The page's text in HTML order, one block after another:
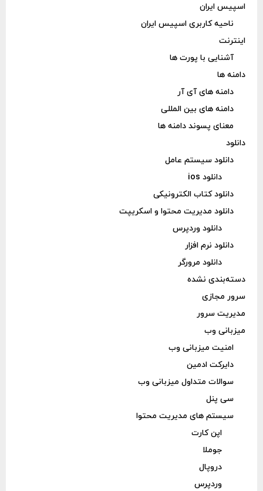
اسپیس ایران
ناحیه کاربری اسپیس ایران
اینترنت
آشنایی با پورت ها
دامنه ها
دامنه های آی آر
دامنه های بین المللی
معنای پسوند دامنه ها
دانلود
دانلود سیستم عامل
دانلود ios
دانلود کتاب الکترونیکی
دانلود مدیریت محتوا و اسکریپت
دانلود وردپرس
دانلود نرم افزار
دانلود مرورگر
دسته‌بندی نشده
سرور مجازی
مدیریت سرور
میزبانی وب
امنیت میزبانی وب
دایرکت ادمین
سوالات متداول میزبانی وب
سی پنل
سیستم های مدیریت محتوا
اپن کارت
جوملا
دروپال
وردپرس